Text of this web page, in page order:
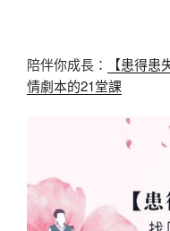
陪伴你成長：
【患得
情劇本的21堂課